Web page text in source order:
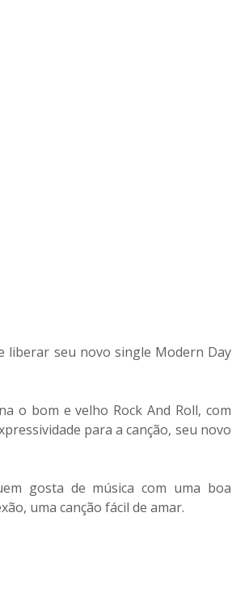
liberar seu novo single Modern Day
o bom e velho Rock And Roll, com
para a canção, seu novo
gosta de música com uma boa
uma canção fácil de amar.